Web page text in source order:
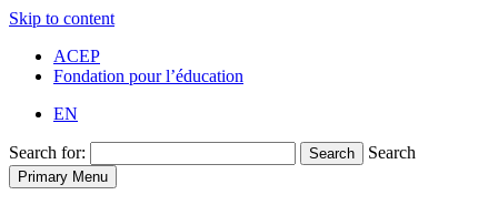
Skip to content
ACEP
Fondation pour l’éducation
EN
Search for: Search Search
Primary Menu